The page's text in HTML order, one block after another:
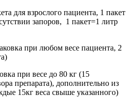
для взрослого пациента, 1 пакет
запоров, 1 пакет=1 литр
при любом весе пациента, 2
при весе до 80 кг (15
препарата), дополнительно из
15кг веса свыше указанного)